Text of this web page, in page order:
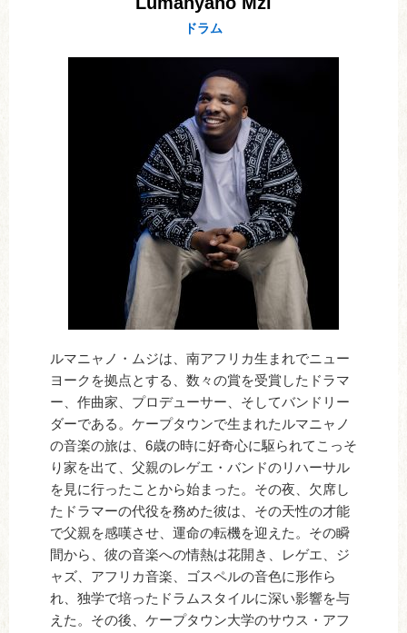
ドラム
ルマニャノ・ムジは、南アフリカ生まれでニュー
ヨークを拠点とする、数々の賞を受賞したドラマ
ー、作曲家、プロデューサー、そしてバンドリー
ダーである。ケープタウンで生まれたルマニャノ
の音楽の旅は、6歳の時に好奇心に駆られてこっそ
り家を出て、父親のレゲエ・バンドのリハーサル
を見に行ったことから始まった。その夜、欠席し
たドラマーの代役を務めた彼は、その天性の才能
で父親を感嘆させ、運命の転機を迎えた。その瞬
間から、彼の音楽への情熱は花開き、レゲエ、ジ
ャズ、アフリカ音楽、ゴスペルの音色に形作ら
れ、独学で培ったドラムスタイルに深い影響を与
えた。その後、ケープタウン大学のサウス・アフ